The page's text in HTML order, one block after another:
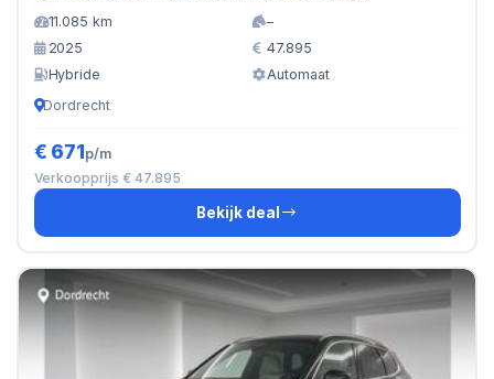
11.085 km
–
2025
47.895
Hybride
Automaat
Dordrecht
€ 671p/m
Verkoopprijs € 47.895
Bekijk deal